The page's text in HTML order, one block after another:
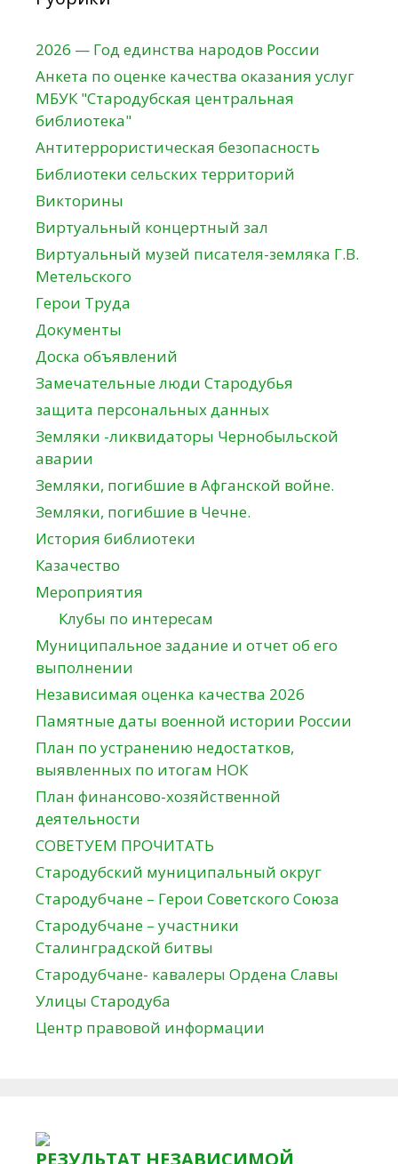
2026 — Год единства народов России
Анкета по оценке качества оказания услуг
МБУК "Стародубская центральная
библиотека"
Антитеррористическая безопасность
Библиотеки сельских территорий
Викторины
Виртуальный концертный зал
Виртуальный музей писателя-земляка Г.В.
Метельского
Герои Труда
Документы
Доска объявлений
Замечательные люди Стародубья
защита персональных данных
Земляки -ликвидаторы Чернобыльской
аварии
Земляки, погибшие в Афганской войне.
Земляки, погибшие в Чечне.
История библиотеки
Казачество
Мероприятия
Клубы по интересам
Муниципальное задание и отчет об его
выполнении
Независимая оценка качества 2026
Памятные даты военной истории России
План по устранению недостатков,
выявленных по итогам НОК
План финансово-хозяйственной
деятельности
СОВЕТУЕМ ПРОЧИТАТЬ
Стародубский муниципальный округ
Стародубчане – Герои Советского Союза
Стародубчане – участники
Сталинградской битвы
Стародубчане- кавалеры Ордена Славы
Улицы Стародуба
Центр правовой информации
РЕЗУЛЬТАТ НЕЗАВИСИМОЙ